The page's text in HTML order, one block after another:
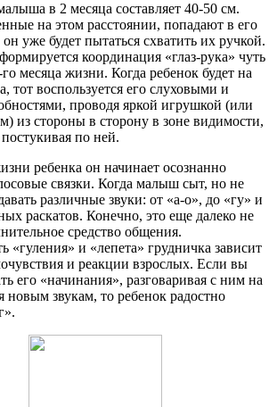
в 2 месяца составляет 40-50 см.
на этом расстоянии, попадают в его
уже будет пытаться схватить их ручкой.
координация «глаз-рука» чуть
месяца жизни. Когда ребенок будет на
тот воспользуется его слуховыми и
проводя яркой игрушкой (или
из стороны в сторону в зоне видимости,
по ней.
ребенка он начинает осознанно
связки. Когда малыш сыт, но не
различные звуки: от «а-о», до «гу» и
раскатов. Конечно, это еще далеко не
средство общения.
«гуления» и «лепета» грудничка зависит
и реакции взрослых. Если вы
его «начинания», разговаривая с ним на
новым звукам, то ребенок радостно